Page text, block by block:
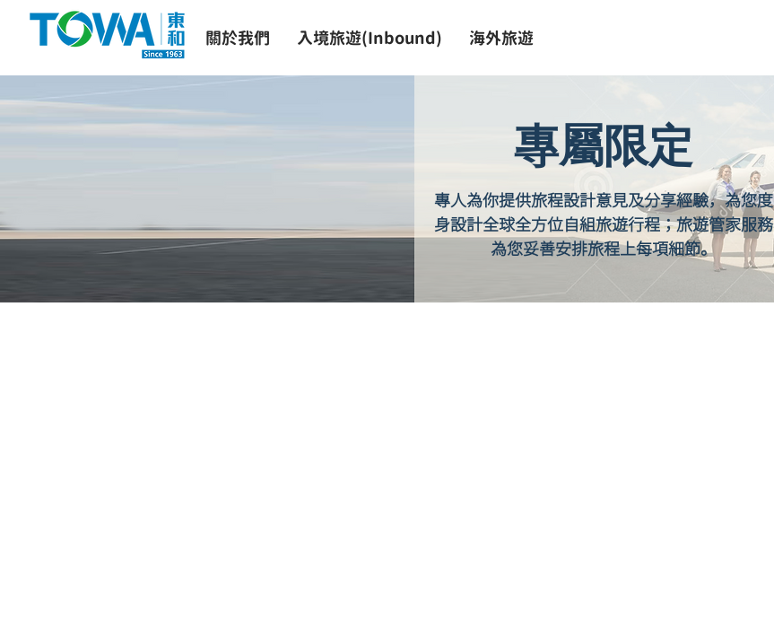
關於我們 入境旅遊(Inbound) 海外旅遊
專屬限定
專人為你提供旅程設計意見及分享經驗，為您度
身設計全球全方位自組旅遊行程；旅遊管家服務
為您妥善安排旅程上每項細節。